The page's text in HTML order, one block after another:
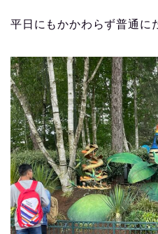
平日にもかかわらず普通に